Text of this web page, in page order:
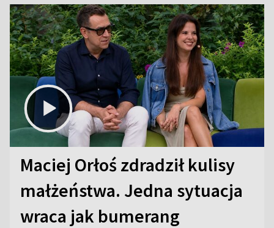
Maciej Orłoś zdradził kulisy
małżeństwa. Jedna sytuacja
wraca jak bumerang